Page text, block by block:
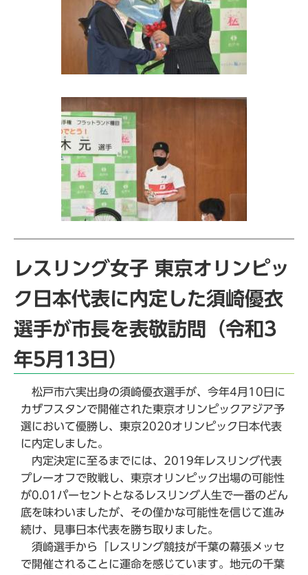
レスリング女子 東京オリンピッ
ク日本代表に内定した須崎優衣
選手が市長を表敬訪問（令和3
年5月13日）
松戸市六実出身の須崎優衣選手が、今年4月10日に
カザフスタンで開催された東京オリンピックアジア予
選において優勝し、東京2020オリンピック日本代表
に内定しました。
内定決定に至るまでには、2019年レスリング代表
プレーオフで敗戦し、東京オリンピック出場の可能性
が0.01パーセントとなるレスリング人生で一番のどん
底を味わいましたが、その僅かな可能性を信じて進み
続け、見事日本代表を勝ち取りました。
須崎選手から「レスリング競技が千葉の幕張メッセ
で開催されることに運命を感じています。地元の千葉